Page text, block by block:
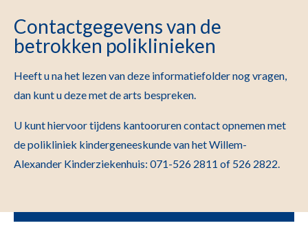
Contactgegevens van de
betrokken poliklinieken
Heeft u na het lezen van deze informatiefolder nog vragen,
dan kunt u deze met de arts bespreken.
U kunt hiervoor tijdens kantooruren contact opnemen met
de polikliniek kindergeneeskunde van het Willem-
Alexander Kinderziekenhuis: 071-526 2811 of 526 2822.